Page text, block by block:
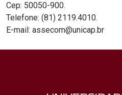
Cep: 50050-900.
Telefone: (81) 2119.4010.
E-mail: assecom@unicap.br